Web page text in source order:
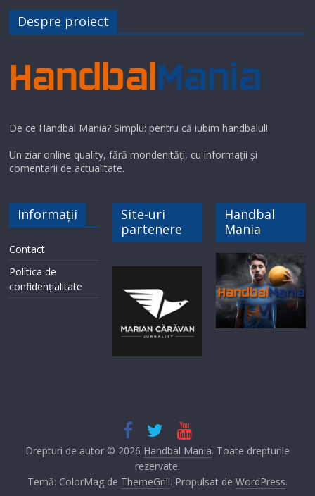
Despre proiect
De ce Handbal Mania? Simplu: pentru că iubim handbalul!
Un ziar online quality, fără mondenități, cu informații și
comentarii de actualitate.
Informații
Contact
Politica de
confidențialitate
Site-uri
partenere
Handbal
Mania
Drepturi de autor © 2026 Handbal Mania. Toate drepturile
rezervate.
Temă: ColorMag de ThemeGrill. Propulsat de WordPress.